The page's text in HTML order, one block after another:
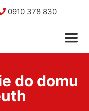
0910 378 830
do domu